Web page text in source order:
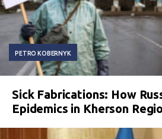
PETRO KOBERNYK
Sick Fabrications: How
Epidemics in Kherson